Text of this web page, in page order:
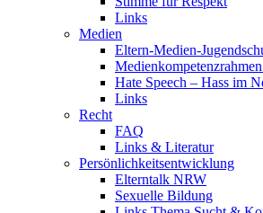
Links
Medien
Eltern-Medien-
Hate Speech – Hass im
Links
Recht
FAQ
Links & Literatur
Persönlichkeitsentwicklung
Elterntalk NRW
Sexuelle Bildung